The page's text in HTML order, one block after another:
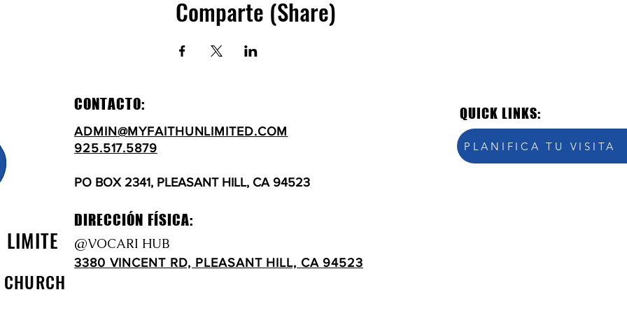
Comparte (Share)
CONTACTO:
ADMIN@MYFAITHUNLIMITED.COM
925.517.5879
PO BOX 2341, PLEASANT HILL, CA 94523
DIRECCIÓN FÍSICA:
@VOCARI HUB
3380 VINCENT RD, PLEASANT HILL, CA 94523
QUICK LINKS:
PLANIFICA TU VISITA